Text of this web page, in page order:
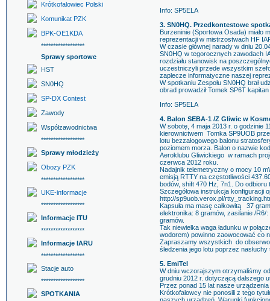
Krótkofalowiec Polski
Komunikat PZK
BPK-OE1KDA
******************
Sprawy sportowe
HST
SN0HQ
SP-DX Contest
Zawody
Współzawodnictwa
******************
Sprawy młodzieży
Obozy PZK
******************
UKE-informacje
******************
Informacje ITU
******************
Informacje IARU
******************
Stacje auto
******************
SPOTKANIA
Info: SP5ELA
3. SN0HQ. Przedkontestowe
Burzeninie (Sportowa Osada) miało
reprezentacji w mistrzostwach HF
W czasie głównej narady w dniu
SN0HQ w tegorocznych zawodach
rozdziału stanowisk na
uczestniczyli przede wszystkim
zaplecze informatyczne naszej
W spotkaniu Zespołu SN0HQ brał
obrad prowadził Tomek SP6T kapitan
Info: SP5ELA
4. Balon SEBA-1 /Z Gliwic w
W sobotę, 4 maja 2013 r. o godzinie
kierownictwem Tomka SP9UOB
lotu bezzałogowego balonu
poziomem morza. Balon o nazwie
Aeroklubu Gliwickiego w ramach
czerwca 2012 roku.
Nadajnik telemetryczny o mocy 10
emisją RTTY na częstotliwości
bodów, shift 470 Hz, 7n1. Do
Szczegółowa instrukcja konfiguracji
http://sp9uob.verox.pl/
Kapsuła ma masę całkowitą 37
elektronika: 8 gramów, zasilanie /R6/
gramów.
Tak niewielka waga ładunku w
wodorem) powinno zaowocować co
Zapraszamy wszystkich do
śledzenia jego lotu poprzez
5. EmiTel
W dniu wczorajszym otrzymaliśmy
grudniu 2012 r. dotyczącą dalszego
Przez ponad 15 lat nasze
Krótkofalowcy nie ponosili z tego